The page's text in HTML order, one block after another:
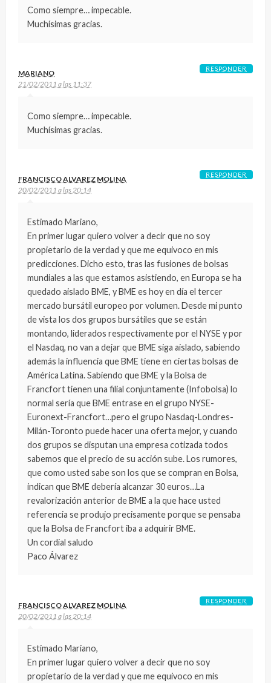
Como siempre… impecable.
Muchísimas gracias.
MARIANO
21/02/2011 a las 11:37
Como siempre… impecable.
Muchísimas gracias.
RESPONDER
FRANCISCO ALVAREZ MOLINA
20/02/2011 a las 20:14
Estimado Mariano,
En primer lugar quiero volver a decir que no soy
propietario de la verdad y que me equivoco en mis
predicciones. Dicho esto, tras las fusiones de bolsas
mundiales a las que estamos asistiendo, en Europa se ha
quedado aislado BME, y BME es hoy en día el tercer
mercado bursátil europeo por volumen. Desde mi punto
de vista los dos grupos bursátiles que se están
montando, liderados respectivamente por el NYSE y por
el Nasdaq, no van a dejar que BME siga aislado, sabiendo
además la influencia que BME tiene en ciertas bolsas de
América Latina. Sabiendo que BME y la Bolsa de
Francfort tienen una filial conjuntamente (Infobolsa) lo
normal sería que BME entrase en el grupo NYSE-
Euronext-Francfort…pero el grupo Nasdaq-Londres-
Milán-Toronto puede hacer una oferta mejor, y cuando
dos grupos se disputan una empresa cotizada todos
sabemos que el precio de su acción sube. Los rumores,
que como usted sabe son los que se compran en Bolsa,
indican que BME debería alcanzar 30 euros…La
revalorización anterior de BME a la que hace usted
referencia se produjo precisamente porque se pensaba
que la Bolsa de Francfort iba a adquirir BME.
Un cordial saludo
Paco Álvarez
RESPONDER
FRANCISCO ALVAREZ MOLINA
20/02/2011 a las 20:14
Estimado Mariano,
En primer lugar quiero volver a decir que no soy
propietario de la verdad y que me equivoco en mis
RESPONDER